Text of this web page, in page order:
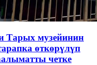
Тарых музейинин
өткөрүлүп
четке